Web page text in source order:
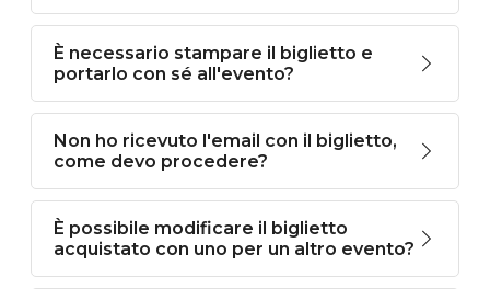
È necessario stampare il biglietto e
portarlo con sé all'evento?
Non ho ricevuto l'email con il biglietto,
come devo procedere?
È possibile modificare il biglietto
acquistato con uno per un altro evento?